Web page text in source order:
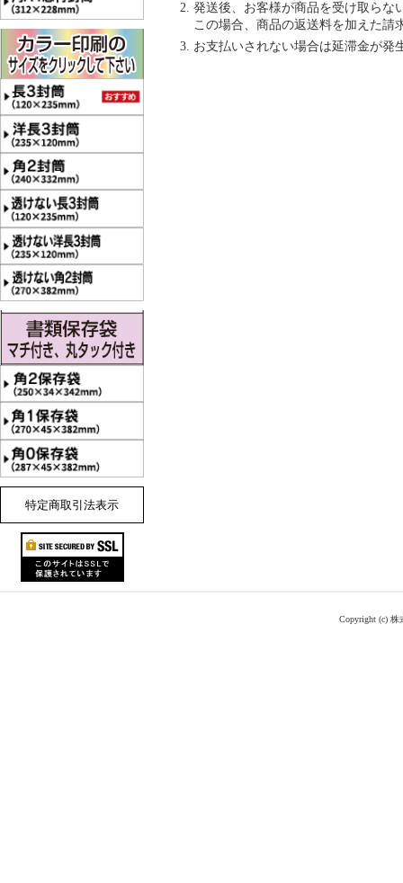
特定商取引法表示
発送後、お客様が商品を受け取らな
この場合、商品の返送料を加えた請
お支払いされない場合は延滞金が発
Copyright (c)